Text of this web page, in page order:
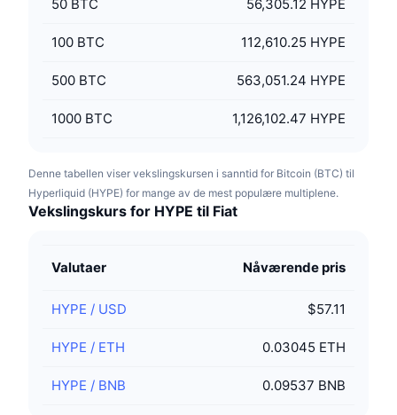
50 BTC 56,305.12 HYPE
100 BTC 112,610.25 HYPE
500 BTC 563,051.24 HYPE
1000 BTC 1,126,102.47 HYPE
Denne tabellen viser vekslingskursen i sanntid for Bitcoin (BTC) til
Hyperliquid (HYPE) for mange av de mest populære multiplene.
Vekslingskurs for HYPE til Fiat
Valutaer Nåværende pris
HYPE / USD $57.11
HYPE / ETH 0.03045 ETH
HYPE / BNB 0.09537 BNB